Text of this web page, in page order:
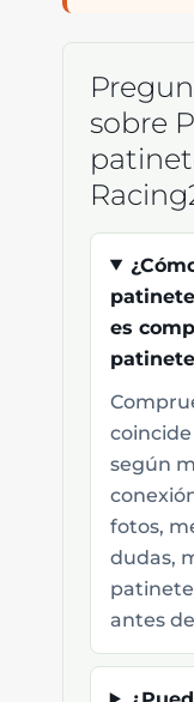
sobre
es
según
fotos,
dudas,
antes